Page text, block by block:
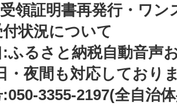
領証明書再発行・ワン
状況について
:ふるさと納税自動音声
・夜間も対応しており
:050-3355-2197(全自治